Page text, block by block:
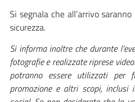
Si segnala che all’arrivo
sicurezza.
Si informa inoltre che durante
fotografie e realizzate riprese
potranno essere utilizzati per
promozione e altri scopi,